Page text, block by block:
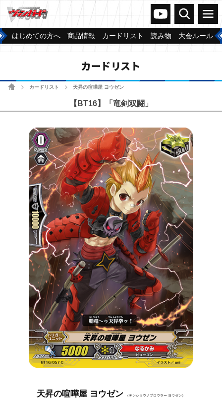
ヴァンガードch
検索 メニュー
はじめての方へ 商品情報 カードリスト 読み物 大会ルール
カードリスト
ホームカードリスト 天昇の喧嘩屋 ヨウゼン
【BT16】「竜剣双闘」
天昇の喧嘩屋 ヨウゼン （テンショウノブロウラー ヨウゼン）